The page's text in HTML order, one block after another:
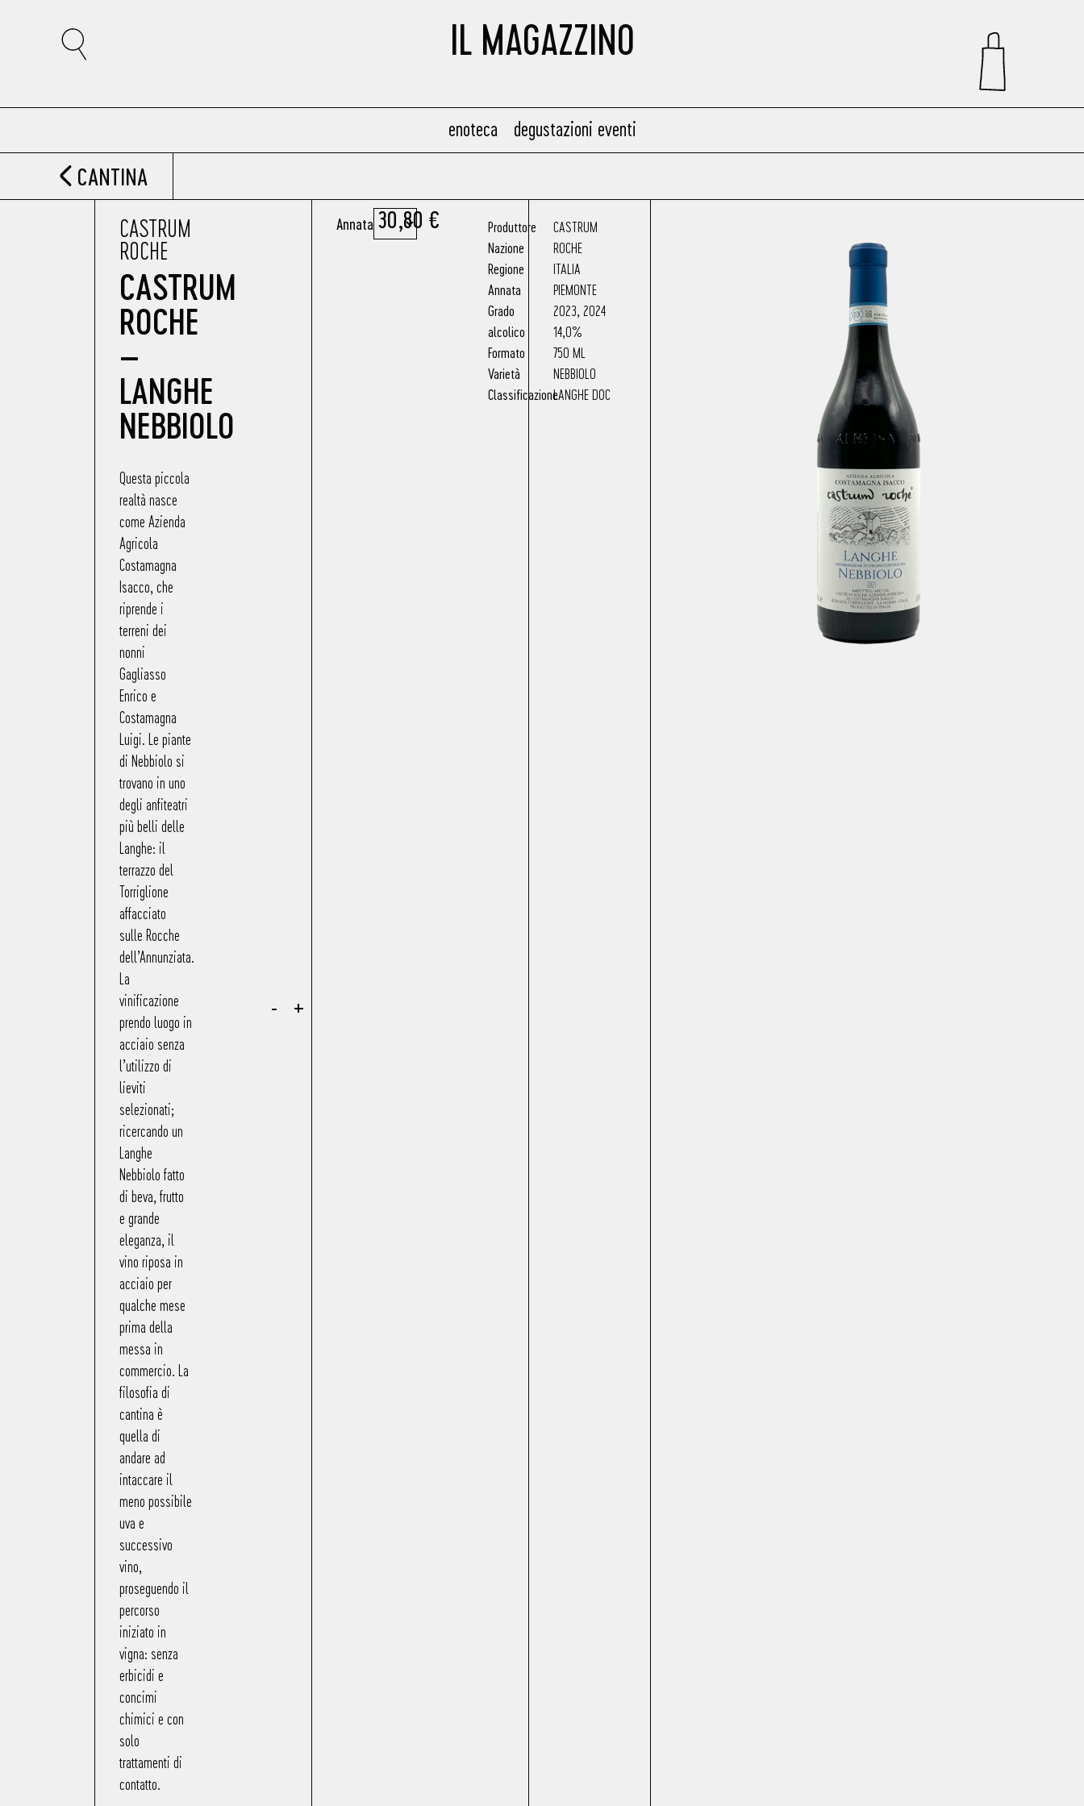
IL MAGAZZINO
enoteca degustazioni eventi
CANTINA
CASTRUM
ROCHE
CASTRUM
ROCHE
–
LANGHE
NEBBIOLO
Questa piccola
realtà nasce
come Azienda
Agricola
Costamagna
Isacco, che
riprende i
terreni dei
nonni
Gagliasso
Enrico e
Costamagna
Luigi. Le piante
di Nebbiolo si
trovano in uno
degli anfiteatri
più belli delle
Langhe: il
terrazzo del
Torriglione
affacciato
sulle Rocche
dell’Annunziata.
La
vinificazione
prendo luogo in
acciaio senza
l’utilizzo di
lieviti
selezionati;
ricercando un
Langhe
Nebbiolo fatto
di beva, frutto
e grande
eleganza, il
vino riposa in
acciaio per
qualche mese
prima della
messa in
commercio. La
filosofia di
cantina è
quella di
andare ad
intaccare il
meno possibile
uva e
successivo
vino,
proseguendo il
percorso
iniziato in
vigna: senza
erbicidi e
concimi
chimici e con
solo
trattamenti di
contatto.
- +
Annata 30,80 €
Produttore
Nazione
Regione
Annata
Grado
alcolico
Formato
Varietà
Classificazione
CASTRUM
ROCHE
ITALIA
PIEMONTE
2023 2024
14,0%
750 ML
NEBBIOLO
LANGHE DOC